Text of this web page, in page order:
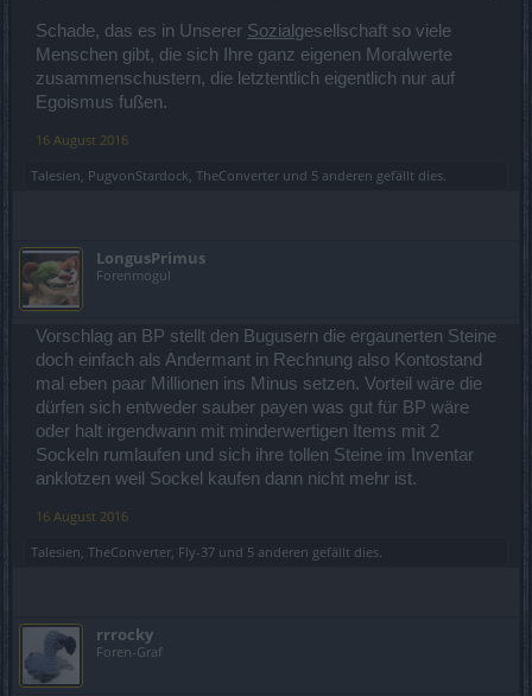
Vyleria - Level 50 Drachenkrieger - Bannerträger - Mitglied bei
GestoertAberGeil
Schade, das es in Unserer Sozial gesellschaft so viele
Menschen gibt, die sich Ihre ganz eigenen Moralwerte
zusammenschustern, die letztentlich eigentlich nur auf
Egoismus fußen.
16 August 2016
Talesien PugvonStardock TheConverter und 5 anderen gefällt dies.
LongusPrimus
Forenmogul
Vorschlag an BP stellt den Bugusern die ergaunerten Steine
doch einfach als Andermant in Rechnung also Kontostand
mal eben paar Millionen ins Minus setzen. Vorteil wäre die
dürfen sich entweder sauber payen was gut für BP wäre
oder halt irgendwann mit minderwertigen Items mit 2
Sockeln rumlaufen und sich ihre tollen Steine im Inventar
anklotzen weil Sockel kaufen dann nicht mehr ist.
16 August 2016
Talesien TheConverter Fly-37 und 5 anderen gefällt dies.
rrrocky
Foren-Graf